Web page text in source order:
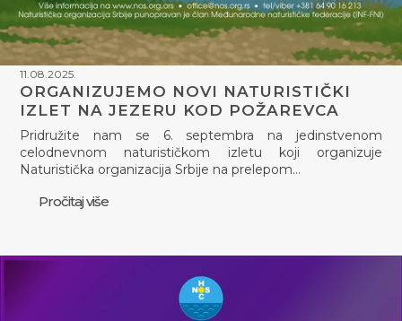
11.08.2025.
ORGANIZUJEMO NOVI NATURISTIČKI
IZLET NA JEZERU KOD POŽAREVCA
Pridružite nam se 6. septembra na jedinstvenom
celodnevnom naturističkom izletu koji organizuje
Naturistička organizacija Srbije na prelepom…
Pročitaj više